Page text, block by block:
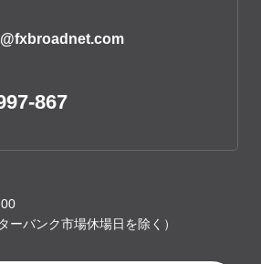
867
ーバンク市場休場日を除く）